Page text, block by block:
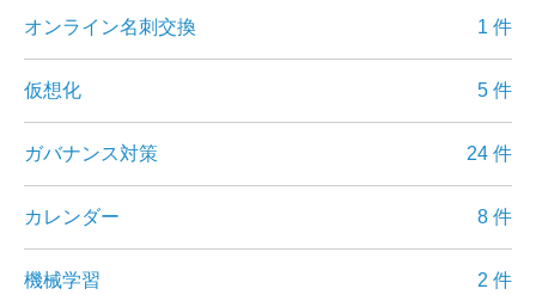
オンライン名刺交換 1 件
仮想化 5 件
ガバナンス対策 24 件
カレンダー 8 件
機械学習 2 件